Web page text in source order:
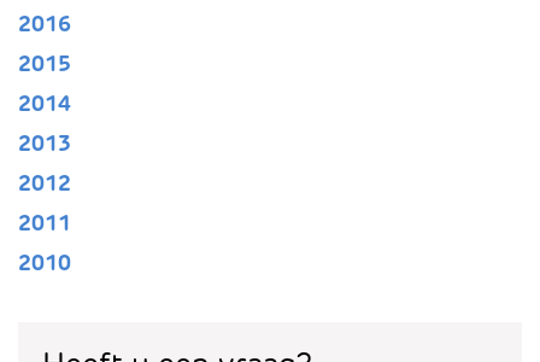
2016
2015
2014
2013
2012
2011
2010